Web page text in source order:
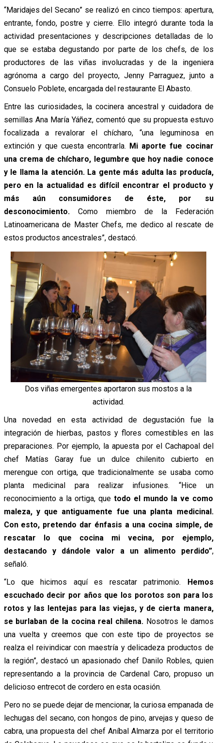
“Maridajes del Secano” se realizó en cinco tiempos: apertura,
entrante, fondo, postre y cierre. Ello integró durante toda la
actividad presentaciones y descripciones detalladas de lo
que se estaba degustando por parte de los chefs, de los
productores de las viñas involucradas y de la ingeniera
agrónoma a cargo del proyecto, Jenny Parraguez, junto a
Consuelo Poblete, encargada del restaurante El Abasto.
Entre las curiosidades, la cocinera ancestral y cuidadora de
semillas Ana María Yáñez, comentó que su propuesta estuvo
focalizada a revalorar el chícharo, “una leguminosa en
extinción y que cuesta encontrarla. Mi aporte fue cocinar
una crema de chícharo, legumbre que hoy nadie conoce
y le llama la atención. La gente más adulta las producía,
pero en la actualidad es difícil encontrar el producto y
más aún consumidores de éste, por su
desconocimiento.Como miembro de la Federación
Latinoamericana de Master Chefs, me dedico al rescate de
estos productos ancestrales”, destacó.
Dos viñas emergentes aportaron sus mostos a la
actividad.
Una novedad en esta actividad de degustación fue la
integración de hierbas, pastos y flores comestibles en las
preparaciones. Por ejemplo, la apuesta por el Cachapoal del
chef Matías Garay fue un dulce chilenito cubierto en
merengue con ortiga, que tradicionalmente se usaba como
planta medicinal para realizar infusiones. “Hice un
reconocimiento a la ortiga, que todo el mundo la ve como
maleza, y que antiguamente fue una planta medicinal.
Con esto, pretendo dar énfasis a una cocina simple, de
rescatar lo que cocina mi vecina, por ejemplo,
destacando y dándole valor a un alimento perdido”,
señaló.
“Lo que hicimos aquí es rescatar patrimonio. Hemos
escuchado decir por años que los porotos son para los
rotos y las lentejas para las viejas, y de cierta manera,
se burlaban de la cocina real chilena. Nosotros le damos
una vuelta y creemos que con este tipo de proyectos se
realza el reivindicar con maestría y delicadeza productos de
la región”, destacó un apasionado chef Danilo Robles, quien
representando a la provincia de Cardenal Caro, propuso un
delicioso entrecot de cordero en esta ocasión.
Pero no se puede dejar de mencionar, la curiosa empanada de
lechugas del secano, con hongos de pino, arvejas y queso de
cabra, una propuesta del chef Aníbal Almarza por el territorio